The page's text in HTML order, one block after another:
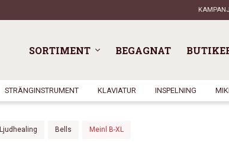
SORTIMENT BEGAGNAT
STRÄNGINSTRUMENT KLAVIATUR INSPELNING
Ljudhealing Bells Meinl B-XL